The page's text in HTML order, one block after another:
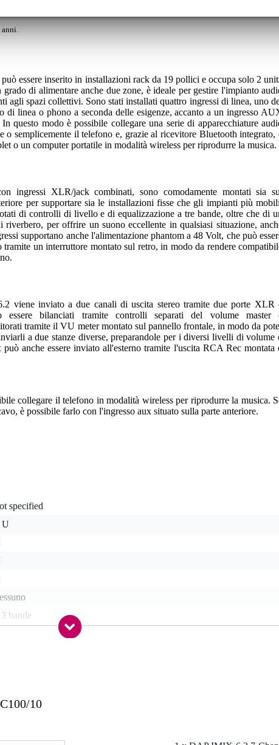
anni.
essere inserito in installazioni rack da 19 pollici e occupa solo 2
di alimentare anche due zone, è ideale per gestire l'impianto
agli spazi collettivi. Sono stati installati quattro ingressi di linea, uno
di linea o phono a seconda delle esigenze, accanto a un ingresso
questo modo è possibile collegare una serie di apparecchiature
o semplicemente il telefono e, grazie al ricevitore Bluetooth integrato,
o un computer portatile in modalità wireless per riprodurre la musica.
ingressi XLR/jack combinati, sono comodamente montati sia
per supportare sia le installazioni fisse che gli impianti più
di controlli di livello e di equalizzazione a tre bande, oltre che di
riverbero, per offrire un suono eccellente in qualsiasi situazione,
supportano anche l'alimentazione phantom a 48 Volt, che può
tramite un interruttore montato sul retro, in modo da rendere
viene inviato a due canali di uscita stereo tramite due porte XLR
bilanciati tramite controlli separati del volume master
tramite il VU meter montato sul pannello frontale, in modo da
a due stanze diverse, preparandole per i diversi livelli di volume
anche essere inviato all'esterno tramite l'uscita RCA Rec montata
collegare il telefono in modalità wireless per riprodurre la musica.
è possibile farlo con l'ingresso aux situato sulla parte anteriore.
specified
U
3 bande
10